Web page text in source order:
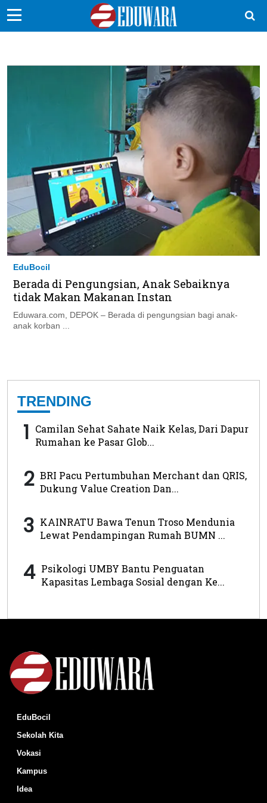
EduDana
Ikuti Kami di:
EduBocil
Berada di Pengungsian, Anak Sebaiknya
tidak Makan Makanan Instan
Eduwara.com, DEPOK – Berada di pengungsian bagi anak-
anak korban ...
TRENDING
1 Camilan Sehat Sahate Naik Kelas, Dari Dapur
Rumahan ke Pasar Glob...
2 BRI Pacu Pertumbuhan Merchant dan QRIS,
Dukung Value Creation Dan...
3 KAINRATU Bawa Tenun Troso Mendunia
Lewat Pendampingan Rumah BUMN ...
4 Psikologi UMBY Bantu Penguatan
Kapasitas Lembaga Sosial dengan Ke...
EduBocil
Sekolah Kita
Vokasi
Kampus
Idea